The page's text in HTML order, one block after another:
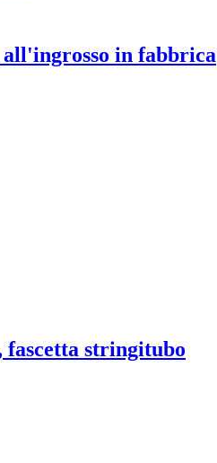
all'ingrosso in fabbrica
fascetta stringitubo